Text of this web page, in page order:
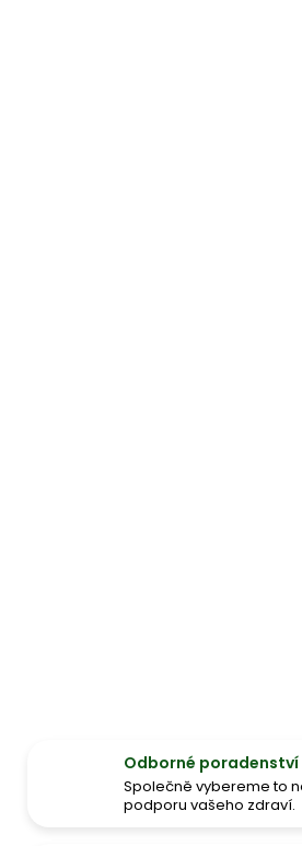
Odborné poradenství
Společně vybereme to
podporu vašeho zdraví.